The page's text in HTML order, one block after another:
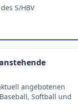
S/HBV
angebotenen
Softball und